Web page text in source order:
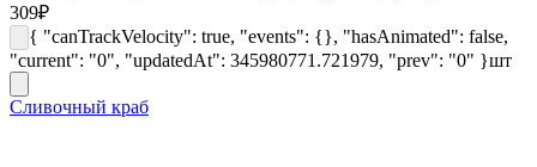
309₽
{ "canTrackVelocity": true, "events": {}, "hasAnimated": false,
"current": "0", "updatedAt": 345980771.721979, "prev": "0" }шт
Сливочный краб